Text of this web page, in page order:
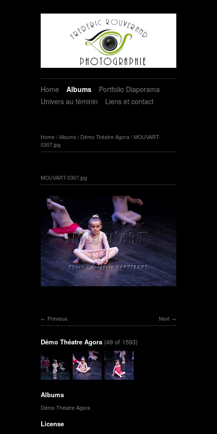
Home Albums
Portfolio Diaporama
Univers au féminin
Liens et contact
Home / Albums / Démo Théatre Agora / MOUVART-
0307.jpg
MOUVART-0307.jpg
Next
Previous
Démo Théatre Agora (49 of 1593)
Albums
Démo Théatre Agora
License